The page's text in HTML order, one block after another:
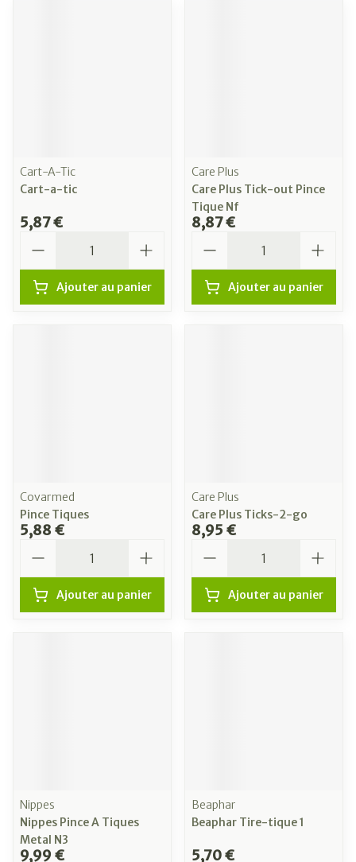
Cart-A-Tic
Cart-a-tic
5,87 €
Ajouter au panier
Care Plus
Care Plus Tick-out Pince
Tique Nf
8,87 €
Ajouter au panier
Covarmed
Pince Tiques
5,88 €
Ajouter au panier
Care Plus
Care Plus Ticks-2-go
8,95 €
Ajouter au panier
Nippes
Nippes Pince A Tiques
Metal N3
9,99 €
Beaphar
Beaphar Tire-tique 1
5,70 €